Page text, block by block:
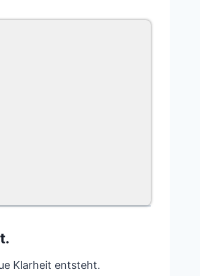
Klarheit entsteht.